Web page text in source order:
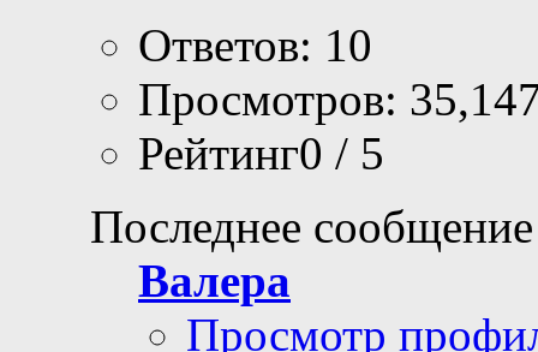
Ответов: 10
Просмотров:
Рейтинг0 / 5
Последнее
Валера
Просмотр